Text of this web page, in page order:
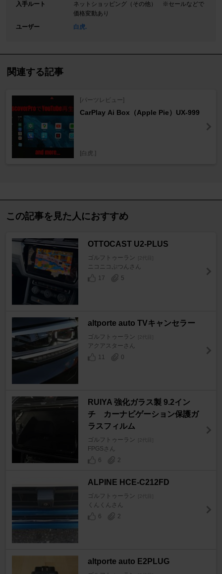
入手ルート
ネットショッピング（その他） ※セールなどで
価格変動あり
ユーザー
白虎.
関連する記事
[パーツレビュー]
CarPlay Ai Box（Apple Pie）UX-999
[白虎.]
この記事を見た人におすすめ
OTTOCAST U2-PLUS
ゴルフトゥーラン [2代目]
ニコニコぷつんさん
17
5
altporte auto TVキャンセラー
ゴルフトゥーラン [2代目]
アクアスターさん
11
0
RUIYA 強化ガラス製 9.2イン
チ カーナビゲーション保護ガ
ラスフィルム
ゴルフトゥーラン [2代目]
FPGSさん
6
2
ALPINE HCE-C212FD
ゴルフトゥーラン [2代目]
くんくんさん
6
2
altporte auto E2PLUG